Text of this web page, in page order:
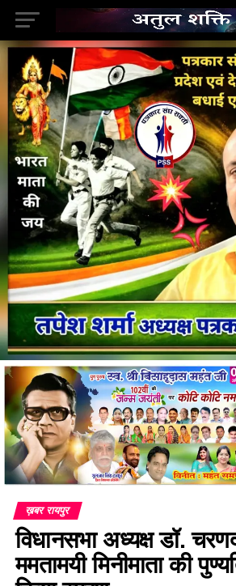
ख़बर रायपुर
विधानसभा अध्यक्ष डॉ.
ममतामयी मिनीमाता की